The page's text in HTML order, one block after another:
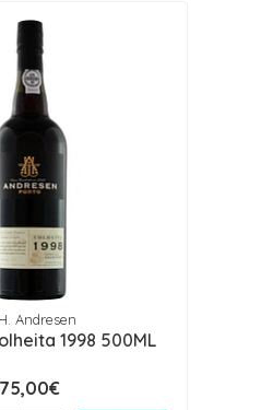
Andresen
1998 500ML
75,00€